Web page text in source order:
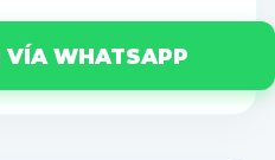
VÍA WHATSAPP